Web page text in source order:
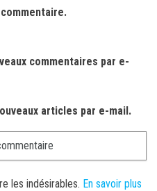
commentaires par e-
articles par e-mail.
les indésirables. En savoir plus